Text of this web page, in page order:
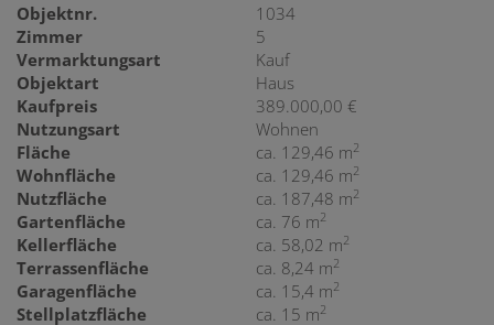
Objektnr.
1034
Zimmer
5
Vermarktungsart
Kauf
Objektart
Haus
Kaufpreis
389.000,00 €
Nutzungsart
Wohnen
Fläche
ca. 129,46 m2
Wohnfläche ca. 129,46 m2
Nutzfläche ca. 187,48 m2
Gartenfläche ca. 76 m2
Kellerfläche ca. 58,02 m2
Terrassenfläche ca. 8,24 m2
Garagenfläche ca. 15,4 m2
Stellplatzfläche ca. 15 m2